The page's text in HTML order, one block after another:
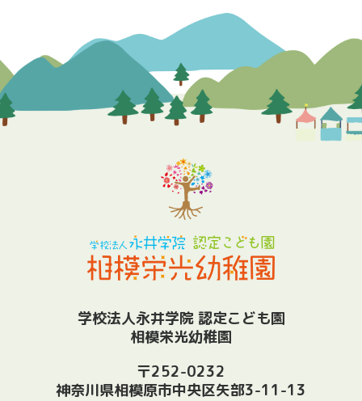
学校法人永井学院 認定こども園
相模栄光幼稚園
〒252-0232
神奈川県相模原市中央区矢部3-11-13